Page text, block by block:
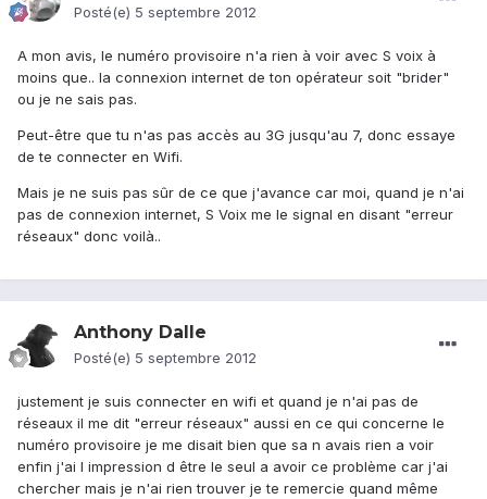
Posté(e) 5 septembre 2012
A mon avis, le numéro provisoire n'a rien à voir avec S voix à
moins que.. la connexion internet de ton opérateur soit "brider"
ou je ne sais pas.
Peut-être que tu n'as pas accès au 3G jusqu'au 7, donc essaye
de te connecter en Wifi.
Mais je ne suis pas sûr de ce que j'avance car moi, quand je n'ai
pas de connexion internet, S Voix me le signal en disant "erreur
réseaux" donc voilà..
Anthony Dalle
Posté(e) 5 septembre 2012
justement je suis connecter en wifi et quand je n'ai pas de
réseaux il me dit "erreur réseaux" aussi en ce qui concerne le
numéro provisoire je me disait bien que sa n avais rien a voir
enfin j'ai l impression d être le seul a avoir ce problème car j'ai
chercher mais je n'ai rien trouver je te remercie quand même